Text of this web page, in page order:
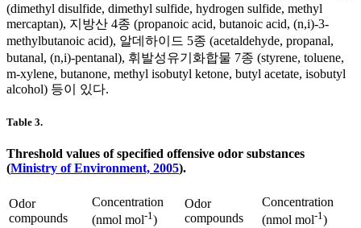
(dimethyl disulfide, dimethyl sulfide, hydrogen sulfide, methyl
mercaptan), 지방산 4종 (propanoic acid, butanoic acid, (n,i)-3-
methylbutanoic acid), 알데하이드 5종 (acetaldehyde, propanal,
butanal, (n,i)-pentanal), 휘발성유기화합물 7종 (styrene, toluene,
m-xylene, butanone, methyl isobutyl ketone, butyl acetate, isobutyl
alcohol) 등이 있다.
Table 3.
Threshold values of specified offensive odor substances
(Ministry of Environment, 2005).
Odor
compounds
Concentration
(nmol mol-1)
Odor
compounds
Concentration
(nmol mol-1)